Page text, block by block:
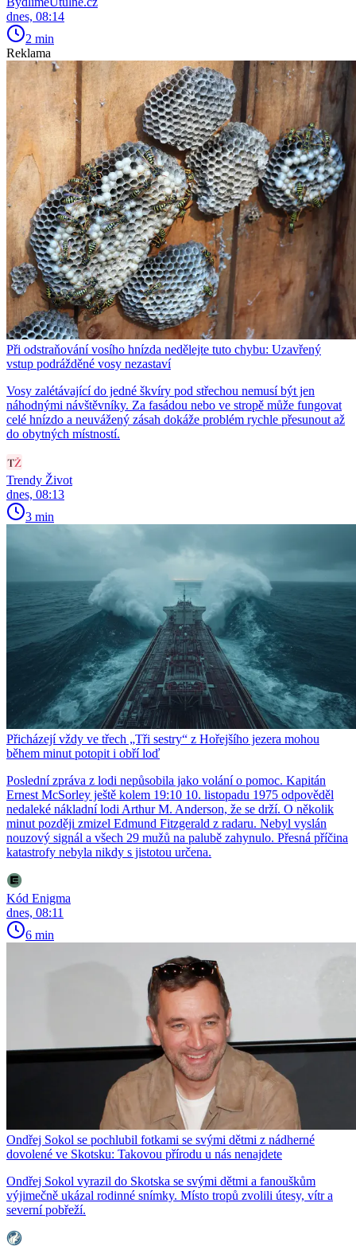
dnes, 08:14
2 min
Reklama
Při odstraňování vosího hnízda nedělejte tuto chybu: Uzavřený
vstup podrážděné vosy nezastaví
Vosy zalétávající do jedné škvíry pod střechou nemusí být jen
náhodnými návštěvníky. Za fasádou nebo ve stropě může fungovat
celé hnízdo a neuvážený zásah dokáže problém rychle přesunout až
do obytných místností.
Trendy Život
dnes, 08:13
3 min
Přicházejí vždy ve třech „Tři sestry“ z Hořejšího jezera mohou
během minut potopit i obří loď
Poslední zpráva z lodi nepůsobila jako volání o pomoc. Kapitán
Ernest McSorley ještě kolem 19:10 10. listopadu 1975 odpověděl
nedaleké nákladní lodi Arthur M. Anderson, že se drží. O několik
minut později zmizel Edmund Fitzgerald z radaru. Nebyl vyslán
nouzový signál a všech 29 mužů na palubě zahynulo. Přesná příčina
katastrofy nebyla nikdy s jistotou určena.
Kód Enigma
dnes, 08:11
6 min
Ondřej Sokol se pochlubil fotkami se svými dětmi z nádherné
dovolené ve Skotsku: Takovou přírodu u nás nenajdete
Ondřej Sokol vyrazil do Skotska se svými dětmi a fanouškům
výjimečně ukázal rodinné snímky. Místo tropů zvolili útesy, vítr a
severní pobřeží.